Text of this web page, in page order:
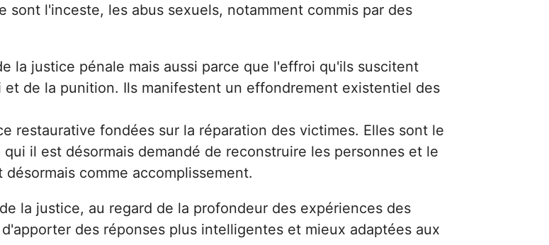
l'inceste, les abus sexuels, notamment commis par des
la justice pénale mais aussi parce que l'effroi qu'ils suscitent
de la punition. Ils manifestent un effondrement existentiel des
restaurative fondées sur la réparation des victimes. Elles sont le
il est désormais demandé de reconstruire les personnes et le
comme accomplissement.
la justice, au regard de la profondeur des expériences des
des réponses plus intelligentes et mieux adaptées aux